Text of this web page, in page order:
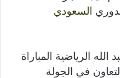
السعودي
الرياضية المباراة
في الجولة